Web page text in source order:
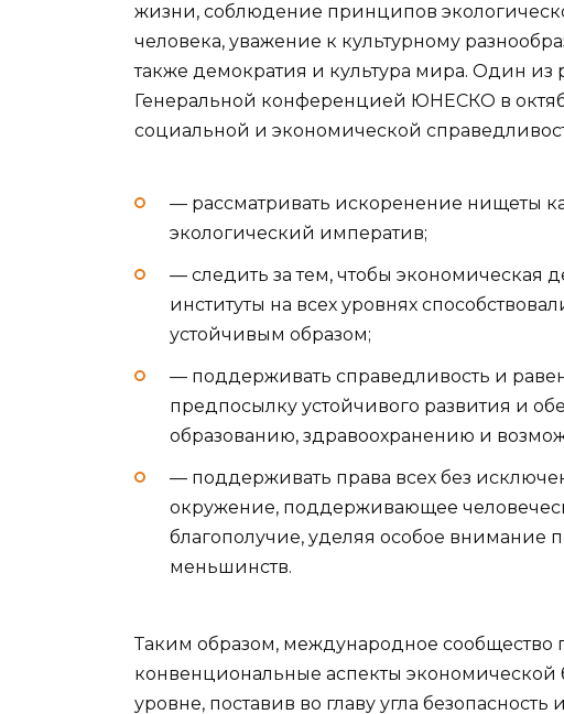
жизни, соблюдение принципов
человека, уважение к культурному
также демократия и культура мира. Один
Генеральной конференцией ЮНЕСКО в
социальной и экономической
— рассматривать искоренение нищеты
экологический императив;
— следить за тем, чтобы экономическая
институты на всех уровнях
устойчивым образом;
— поддерживать справедливость и
предпосылку устойчивого развития и
образованию, здравоохранению и
— поддерживать права всех без
окружение, поддерживающее
благополучие, уделяя особое внимание
меньшинств.
Таким образом, международное сообщество
конвенциональные аспекты экономической
уровне, поставив во главу угла